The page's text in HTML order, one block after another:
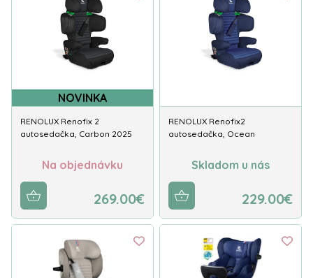
NOVINKA
RENOLUX Renofix 2
autosedačka, Carbon 2025
Na objednávku
269.00€
RENOLUX Renofix2
autosedačka, Ocean
Skladom u nás
229.00€